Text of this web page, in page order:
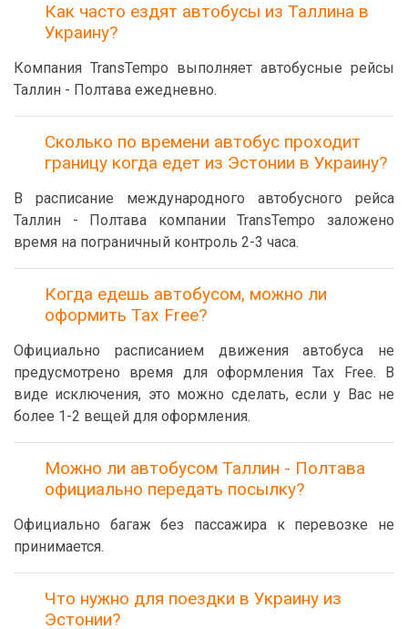
Как часто ездят автобусы из Таллина в
Украину?
Компания TransTempo выполняет автобусные рейсы
Таллин - Полтава ежедневно.
Сколько по времени автобус проходит
границу когда едет из Эстонии в Украину?
В расписание международного автобусного рейса
Таллин - Полтава компании TransTempo заложено
время на пограничный контроль 2-3 часа.
Когда едешь автобусом, можно ли
оформить Tax Free?
Официально расписанием движения автобуса не
предусмотрено время для оформления Tax Free. В
виде исключения, это можно сделать, если у Вас не
более 1-2 вещей для оформления.
Можно ли автобусом Таллин - Полтава
официально передать посылку?
Официально багаж без пассажира к перевозке не
принимается.
Что нужно для поездки в Украину из
Эстонии?